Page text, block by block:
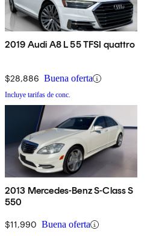
2019 Audi A8 L 55 TFSI quattro
$28,886 Buena oferta
Incluye tarifas de conc.
2013 Mercedes-Benz S-Class S
550
$11,990 Buena oferta